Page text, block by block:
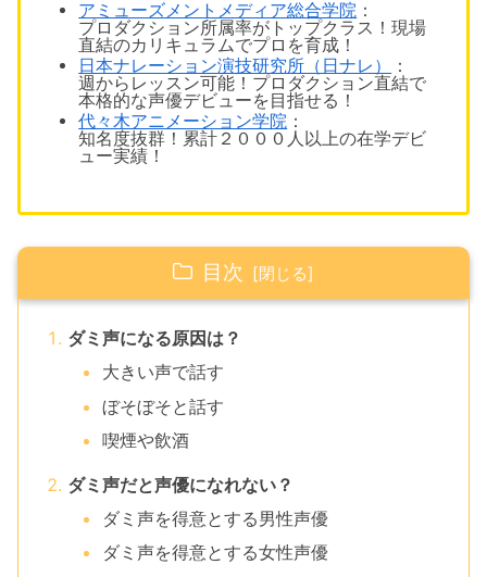
アミューズメントメディア総合学院 ：
プロダクション所属率がトップクラス！現場
直結のカリキュラムでプロを育成！
日本ナレーション演技研究所（日ナレ）
：
週1からレッスン可能！プロダクション直結で
本格的な声優デビューを目指せる！
代々木アニメーション学院 ：
知名度抜群！累計２０００人以上の在学デビ
ュー実績！
目次
ダミ声になる原因は？
大きい声で話す
ぼそぼそと話す
喫煙や飲酒
ダミ声だと声優になれない？
ダミ声を得意とする男性声優
ダミ声を得意とする女性声優